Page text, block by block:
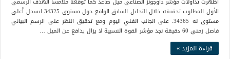
الأول المطلوب تحقيقه خلال التحليل السابق الواقع حول مستوى 34325 ليسجل أعلى
مستوى له 34365. على الجانب الفني اليوم ومع تدقيق النظر على الرسم البياني
فاصل زمني 60 دقيقة نجد مؤشر القوة النسبية لا يزال يدافع عن الميل …
قراءة المزيد »